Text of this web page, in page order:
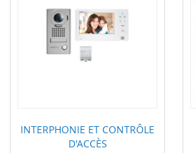
INTERPHONIE ET CONTRÔLE
D'ACCÈS